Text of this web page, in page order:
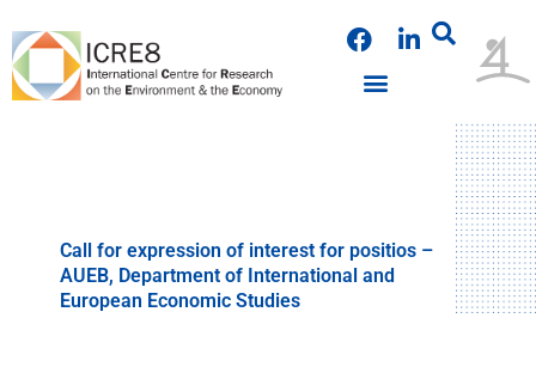
to
content
F
a
c
L
i
Call for expression of interest for positios –
AUEB, Department of International and
European Economic Studies